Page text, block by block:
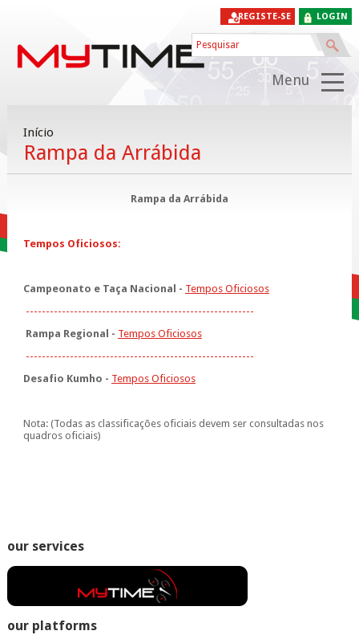
LOGIN
REGISTE-SE
Menu
Início
Rampa da Arrábida
Rampa da Arrábida
Tempos Oficiosos:
Campeonato e Taça Nacional - Tempos Oficiosos
---------------------------------------------------------
Rampa Regional - Tempos Oficiosos
---------------------------------------------------------
Desafio Kumho - Tempos Oficiosos
Nota: (Todas as classificações oficiais devem ser consultadas nos
quadros oficiais)
our services
our platforms